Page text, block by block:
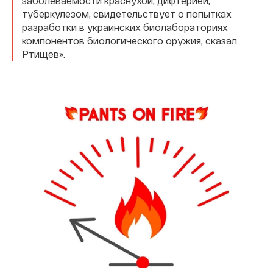
туберкулезом, свидетельствует о попытках
разработки в украинских биолабораториях
компонентов биологического оружия, сказал
Ртищев».